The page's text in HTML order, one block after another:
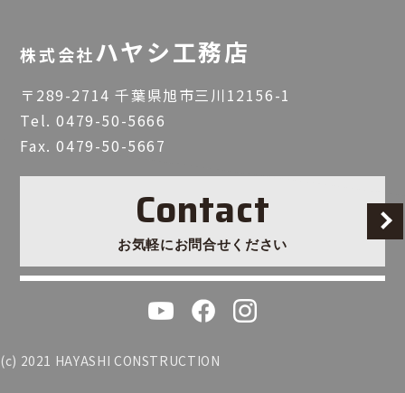
株式会社ハヤシ工務店
〒289-2714 千葉県旭市三川12156-1
Tel.0479-50-5666
Fax. 0479-50-5667
Contact
お気軽にお問合せください
(c) 2021 HAYASHI CONSTRUCTION